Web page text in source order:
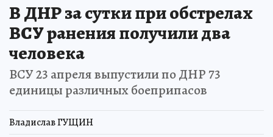
В ДНР за сутки при обстрелах
ВСУ ранения получили два
человека
ВСУ 23 апреля выпустили по ДНР 73
единицы различных боеприпасов
Владислав ГУЩИН